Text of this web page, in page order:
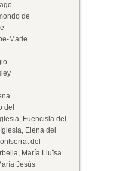
de
Marie
del
Fuencisla del
Elena del
del
María Lluïsa
Jesús